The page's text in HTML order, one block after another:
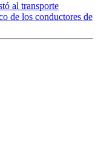
al transporte
de los conductores de